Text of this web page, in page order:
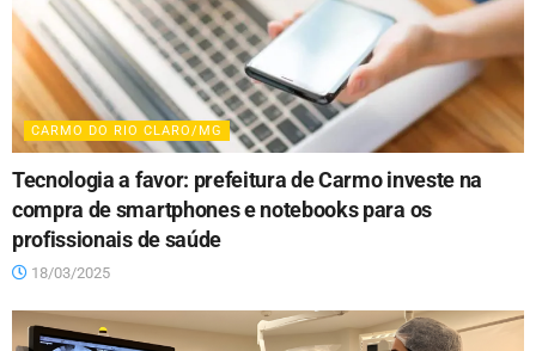
CARMO DO RIO CLARO/MG
Tecnologia a favor: prefeitura de Carmo investe na
compra de smartphones e notebooks para os
profissionais de saúde
18/03/2025